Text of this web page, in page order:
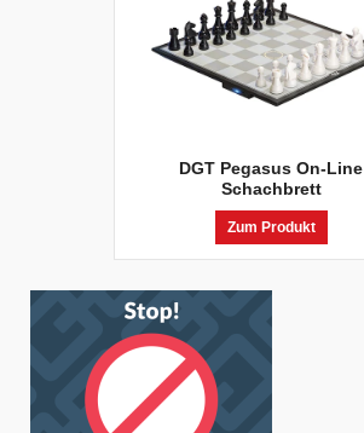
DGT Pegasus On-Line
Schachbrett
Zum Produkt